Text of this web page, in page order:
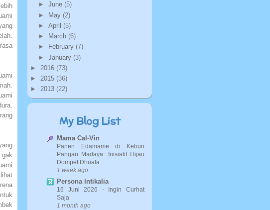
► June (5)
► May (2)
► April (5)
►
March (6)
►
February (7)
► January (3)
► 2016 (73)
► 2015 (36)
► 2013 (22)
My Blog List
Mama Cal-Vin
Panen Edamame di Kebun
Pangan Madaya: Inisiatif Hijau
Dompet Dhuafa
1 week ago
Persona Intikalia
16 Juni 2026 - Ingin Curhat
Saja
1 month ago